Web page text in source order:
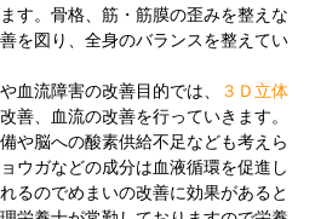
す。骨格、筋・筋膜の歪みを整えな
を図り、全身のバランスを整えてい
血流障害の改善目的では、
３Ｄ立体
善、血流の改善を行っていきます。
や脳への酸素供給不足なども考えら
ウガなどの成分は血液循環を促進し
るのでめまいの改善に効果があると